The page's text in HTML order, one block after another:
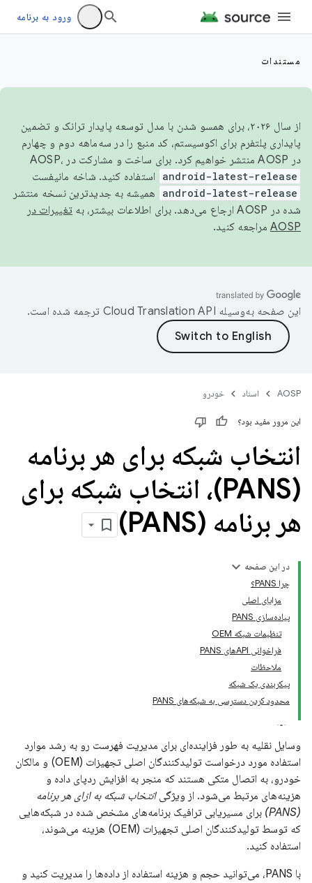
ورود به برنامه
مستندات
از سال ۲۰۲۶، برای همسو شدن با مدل توسعه پایدار ترانک و تضمین
پایداری پلتفرم برای اکوسیستم، کد منبع را در سه‌ماهه دوم و چهارم
در AOSP منتشر خواهیم کرد. برای ساخت و مشارکت در AOSP،
android-latest-release استفاده کنید. شاخه مانیفست
android-latest-release
همیشه به جدیدترین نسخه منتشر
شده در AOSP ارجاع می‌دهد. برای اطلاعات بیشتر، به
تغییرات در
AOSP مراجعه کنید.
این صفحه به‌وسیله ترجمه شده است.
AOSP اسناد خودرو
این مرور مفید بود؟
انتخاب شبکه برای هر برنامه
(PANS)، انتخاب شبکه برای
هر برنامه (PANS)
در این صفحه
چرا PANS؟
مزایای اصلی
پیاده‌سازی PANS
تنظیمات شبکه OEM
فراخوانی APIهای PANS
ملاحظات
پیکربندی یک شبکه
محدود کردن دسترسی به شبکه‌های PANS
وسایل نقلیه به طور فزاینده‌ای برای مدیریت فهرست رو به رشد موارد
استفاده مورد درخواست تولیدکنندگان اصلی تجهیزات (OEM) و مالکان
خودرو، به اتصال متکی هستند که منجر به افزایش ردپای داده و
هزینه‌های مرتبط می‌شود. از ویژگیانتخاب شبکه به ازای هر برنامه
(PANS)
برای مسیریابی ترافیک برنامه‌های مشخص شده در شبکه‌هایی
که توسط تولیدکنندگان اصلی تجهیزات (OEM) هزینه می‌شوند،
استفاده کنید.
با PANS، می‌توانید حجم و هزینه استفاده از داده‌ها را مدیریت کنید و